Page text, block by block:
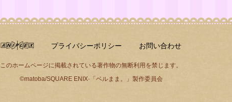
プライバシーポリシー お問い合わせ
このホームページに掲載されている著作物の無断利用を禁じます。
©matoba/SQUARE ENIX·「ベルまま。」製作委員会